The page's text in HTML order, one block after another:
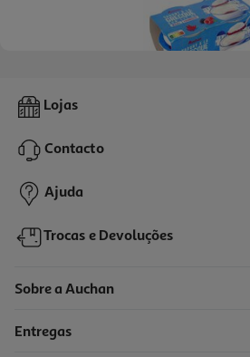
Iogurte Auchan Grego Amora E
1,99 €
Lojas
Contacto
Ajuda
Trocas e Devoluções
Sobre a Auchan
Entregas